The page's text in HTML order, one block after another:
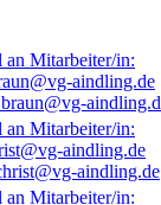
aindling.de